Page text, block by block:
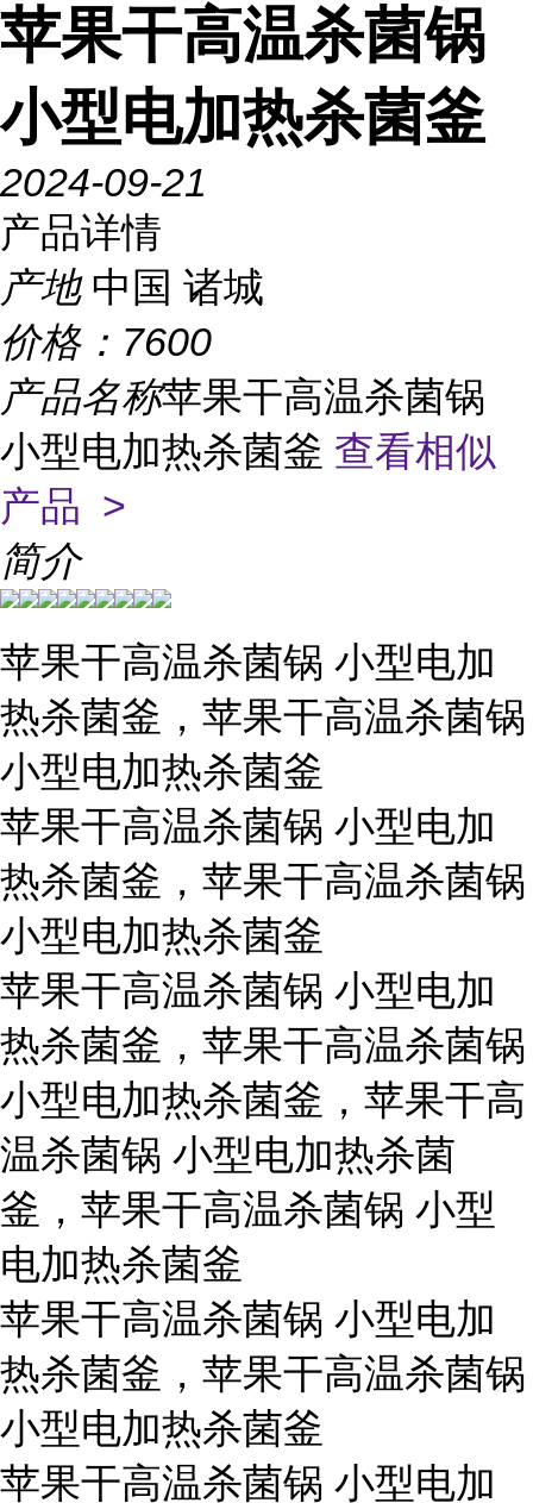
苹果干高温杀菌锅
小型电加热杀菌釜
2024-09-21
产品详情
产地 中国 诸城
价格： 7600
产品名称苹果干高温杀菌锅
小型电加热杀菌釜 查看相似
产品 >
简介
苹果干高温杀菌锅 小型电加
热杀菌釜，苹果干高温杀菌锅
小型电加热杀菌釜
苹果干高温杀菌锅 小型电加
热杀菌釜，苹果干高温杀菌锅
小型电加热杀菌釜
苹果干高温杀菌锅 小型电加
热杀菌釜，苹果干高温杀菌锅
小型电加热杀菌釜，苹果干高
温杀菌锅 小型电加热杀菌
釜，苹果干高温杀菌锅 小型
电加热杀菌釜
苹果干高温杀菌锅 小型电加
热杀菌釜，苹果干高温杀菌锅
小型电加热杀菌釜
苹果干高温杀菌锅 小型电加